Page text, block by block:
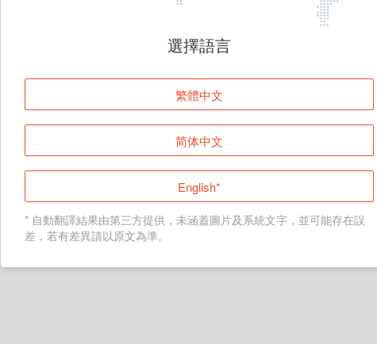
頁面無法顯示
登入
返回首頁
選擇語言
繁體中文
简体中文
English*
* 自動翻譯結果由第三方提供，未涵蓋圖片及系統文字，並可能存在誤
差，若有差異請以原文為準。